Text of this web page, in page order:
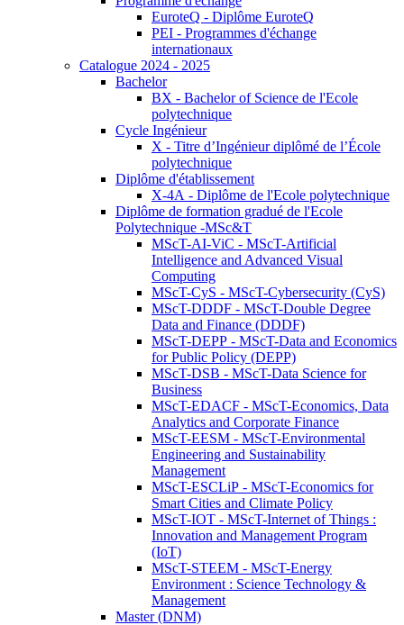
EuroteQ - Diplôme EuroteQ
PEI - Programmes d'échange
internationaux
Catalogue 2024 - 2025
Bachelor
BX - Bachelor of Science de l'Ecole
polytechnique
Cycle Ingénieur
X - Titre d’Ingénieur diplômé de l’École
polytechnique
Diplôme d'établissement
X-4A - Diplôme de l'Ecole polytechnique
Diplôme de formation gradué de l'Ecole
Polytechnique -MSc&T
MScT-AI-ViC - MScT-Artificial
Intelligence and Advanced Visual
Computing
MScT-CyS - MScT-Cybersecurity (CyS)
MScT-DDDF - MScT-Double Degree
Data and Finance (DDDF)
MScT-DEPP - MScT-Data and Economics
for Public Policy (DEPP)
MScT-DSB - MScT-Data Science for
Business
MScT-EDACF - MScT-Economics, Data
Analytics and Corporate Finance
MScT-EESM - MScT-Environmental
Engineering and Sustainability
Management
MScT-ESCLiP - MScT-Economics for
Smart Cities and Climate Policy
MScT-IOT - MScT-Internet of Things :
Innovation and Management Program
(IoT)
MScT-STEEM - MScT-Energy
Environment : Science Technology &
Management
Master (DNM)